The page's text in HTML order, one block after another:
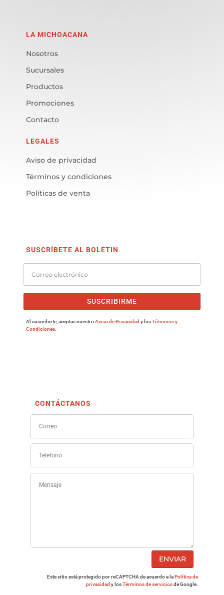
LA MICHOACANA
Nosotros
Sucursales
Productos
Promociones
Contacto
LEGALES
Aviso de privacidad
Términos y condiciones
Políticas de venta
SUSCRÍBETE AL BOLETIN
SUSCRIBIRME
Al suscribirte, aceptas nuestroAviso de Privacidad y losTérminos y
Condiciones.
CONTÁCTANOS
ENVIAR
Este sitio está protegido por reCAPTCHA de acuerdo a laPolítica de
privacidad y losTérminos de serviciosde Google.